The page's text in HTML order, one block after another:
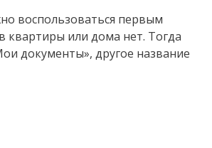
воспользоваться первым
квартиры или дома нет. Тогда
документы», другое название